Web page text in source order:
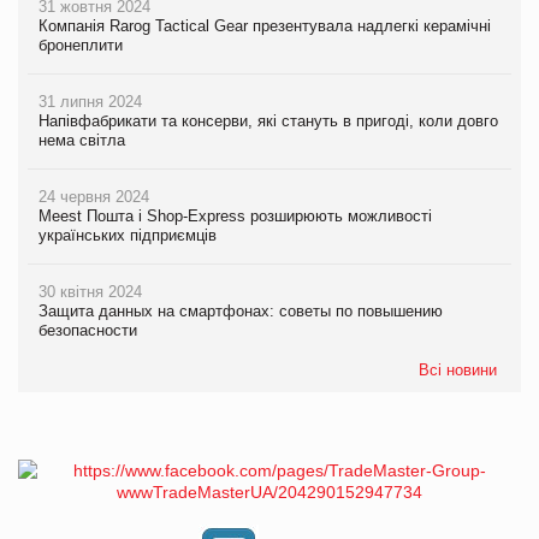
31 жовтня 2024
Компанія Rarog Tactical Gear презентувала надлегкі керамічні
бронеплити
31 липня 2024
Напівфабрикати та консерви, які стануть в пригоді, коли довго
нема світла
24 червня 2024
Meest Пошта і Shop-Express розширюють можливості
українських підприємців
30 квітня 2024
Защита данных на смартфонах: советы по повышению
безопасности
Всі новини